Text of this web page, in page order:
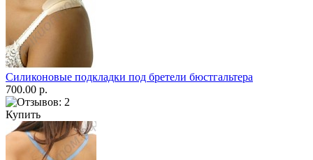
Силиконовые подкладки под бретели бюстгальтера
700.00 р.
Купить